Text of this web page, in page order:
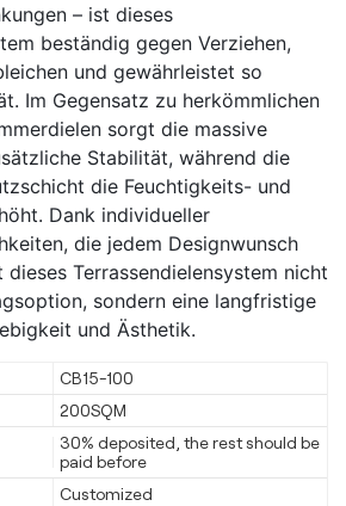
– ist dieses
beständig gegen Verziehen,
und gewährleistet so
Im Gegensatz zu herkömmlichen
sorgt die massive
Stabilität, während die
die Feuchtigkeits- und
Dank individueller
die jedem Designwunsch
Terrassendielensystem nicht
sondern eine langfristige
und Ästhetik.
CB15-100
200SQM
30% deposited, the rest should be
paid before
Customized